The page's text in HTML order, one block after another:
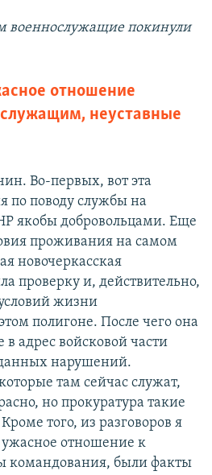
военнослужащие покинули
отношение
неуставные
Во-первых, вот эта
по поводу службы на
якобы добровольцами. Еще
проживания на самом
новочеркасская
проверку и, действительно,
жизни
полигоне. После чего она
адрес войсковой части
нарушений.
там сейчас служат,
но прокуратура такие
того, из разговоров я
отношение к
командования, были факты